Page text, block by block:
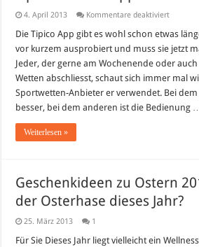
4. April 2013 Kommentare deaktiviertfür
Android
Die Tipico App gibt es wohl schon etwas
vor kurzem ausprobiert und muss sie jetzt
Jeder, der gerne am Wochenende oder
Wetten abschliesst, schaut sich immer mal
Sportwetten-Anbieter er verwendet. Bei
besser, bei dem anderen ist die Bedienung
Weiterlesen »
Geschenkideen zu Ostern
der Osterhase dieses Jahr?
25. März 2013 1
Für Sie Dieses Jahr liegt vielleicht ein